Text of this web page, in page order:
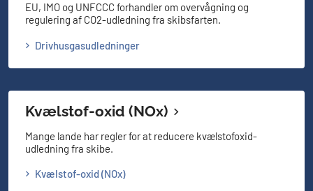
EU, IMO og UNFCCC forhandler om overvågning og
regulering af CO2-udledning fra skibsfarten.
Drivhusgasudledninger
Kvælstof-oxid (NOx)
Mange lande har regler for at reducere kvælstofoxid-
udledning fra skibe.
Kvælstof-oxid (NOx)